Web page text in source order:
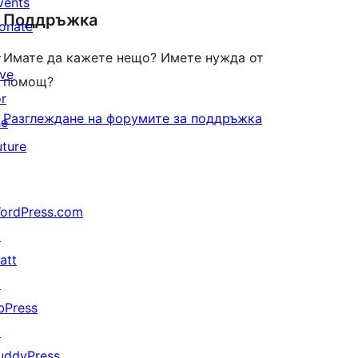
reviews
Поддръжка
Имате да кажете нещо? Имете нужда от
помощ?
Разглеждане на форумите за поддръжка